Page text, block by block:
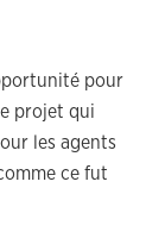
pour
projet qui
les agents
ce fut